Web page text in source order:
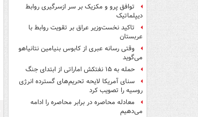
توافق پرو و مکزیک بر سر ازسرگیری روابط
دیپلماتیک
تاکید نخست‌وزیر عراق بر تقویت روابط با
عربستان
وقتی رسانه عبری از کابوس بنیامین نتانیاهو
می‌گوید
حمله به ۱۵ نفتکش‌ اماراتی از ابتدای جنگ
سنای آمریکا لایحه تحریم‌های گسترده انرژی
روسیه را تصویب کرد
معادله محاصره در برابر محاصره را ادامه
می‌دهیم